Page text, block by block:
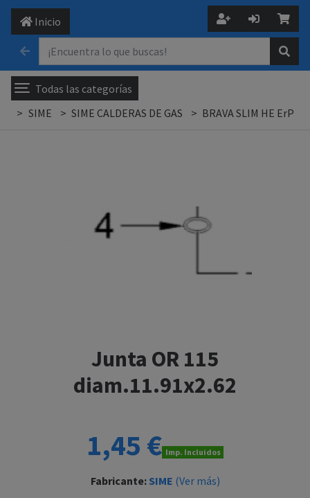
Inicio
Todas las categorías
SIME
SIME CALDERAS DE GAS BRAVA SLIM HE ErP
Junta OR 115
diam.11.91x2.62
1,45 € Imp. Incluidos
Fabricante: SIME (Ver más)